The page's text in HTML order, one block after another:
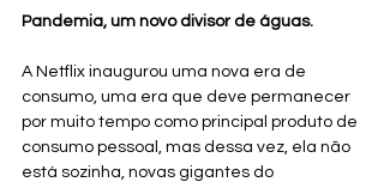
Pandemia, um novo divisor de águas.
A Netflix inaugurou uma nova era de
consumo, uma era que deve permanecer
por muito tempo como principal produto de
consumo pessoal, mas dessa vez, ela não
está sozinha, novas gigantes do